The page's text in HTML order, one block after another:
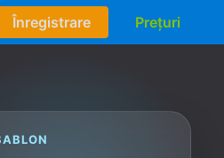
Înregistrare Prețuri